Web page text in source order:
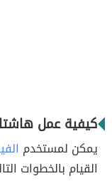
كيفية عمل
يمكن لمستخدم
القيام بالخطوات